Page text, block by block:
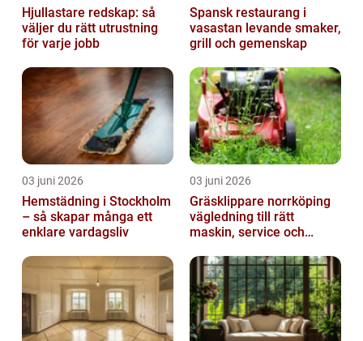
Hjullastare redskap: så
väljer du rätt utrustning
för varje jobb
Spansk restaurang i
vasastan levande smaker,
grill och gemenskap
03 juni 2026
Hemstädning i Stockholm
– så skapar många ett
enklare vardagsliv
03 juni 2026
Gräsklippare norrköping
vägledning till rätt
maskin, service och